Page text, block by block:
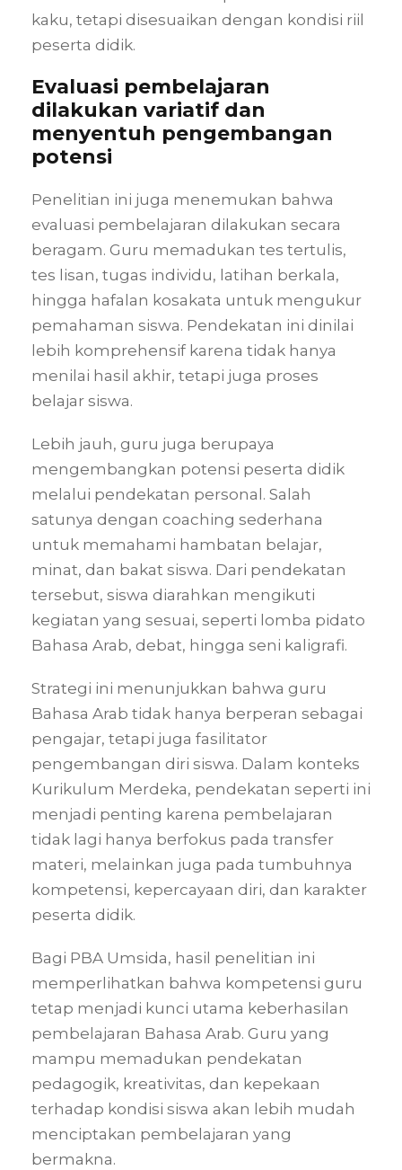
kaku, tetapi disesuaikan dengan kondisi riil
peserta didik.
Evaluasi pembelajaran
dilakukan variatif dan
menyentuh pengembangan
potensi
Penelitian ini juga menemukan bahwa
evaluasi pembelajaran dilakukan secara
beragam. Guru memadukan tes tertulis,
tes lisan, tugas individu, latihan berkala,
hingga hafalan kosakata untuk mengukur
pemahaman siswa. Pendekatan ini dinilai
lebih komprehensif karena tidak hanya
menilai hasil akhir, tetapi juga proses
belajar siswa.
Lebih jauh, guru juga berupaya
mengembangkan potensi peserta didik
melalui pendekatan personal. Salah
satunya dengan coaching sederhana
untuk memahami hambatan belajar,
minat, dan bakat siswa. Dari pendekatan
tersebut, siswa diarahkan mengikuti
kegiatan yang sesuai, seperti lomba pidato
Bahasa Arab, debat, hingga seni kaligrafi.
Strategi ini menunjukkan bahwa guru
Bahasa Arab tidak hanya berperan sebagai
pengajar, tetapi juga fasilitator
pengembangan diri siswa. Dalam konteks
Kurikulum Merdeka, pendekatan seperti ini
menjadi penting karena pembelajaran
tidak lagi hanya berfokus pada transfer
materi, melainkan juga pada tumbuhnya
kompetensi, kepercayaan diri, dan karakter
peserta didik.
Bagi PBA Umsida, hasil penelitian ini
memperlihatkan bahwa kompetensi guru
tetap menjadi kunci utama keberhasilan
pembelajaran Bahasa Arab. Guru yang
mampu memadukan pendekatan
pedagogik, kreativitas, dan kepekaan
terhadap kondisi siswa akan lebih mudah
menciptakan pembelajaran yang
bermakna.